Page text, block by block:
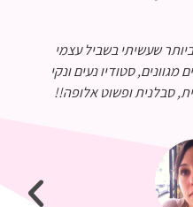
הכל מטופל ומתוקתק עד
אינטימי עם אווירה נהדרת
ראשונה שאני מצליחה